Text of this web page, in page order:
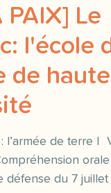
PAIX] Le
l'école
de haute
l’armée de terre |
défense du 7